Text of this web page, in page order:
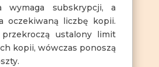
wymaga subskrypcji, a
oczekiwaną liczbę kopii.
ustalony limit
kopii, wówczas ponoszą